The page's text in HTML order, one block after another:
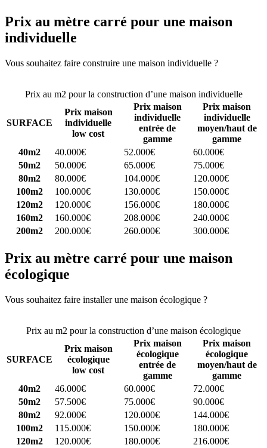
Prix au mètre carré pour une maison
individuelle
Vous souhaitez faire construire une maison individuelle ?
Prix au m2 pour la construction d’une maison individuelle
SURFACE
Prix maison
individuelle
low cost
Prix maison
individuelle
entrée de
gamme
Prix maison
individuelle
moyen/haut de
gamme
40m2
40.000€ 52.000€
60.000€
50m2
50.000€ 65.000€
75.000€
80m2
80.000€ 104.000€
120.000€
100m2
100.000€ 130.000€
150.000€
120m2
120.000€ 156.000€
180.000€
160m2
160.000€ 208.000€
240.000€
200m2
200.000€ 260.000€ 300.000€
Prix au mètre carré pour une maison
écologique
Vous souhaitez faire installer une maison écologique ?
Prix au m2 pour la construction d’une maison écologique
SURFACE
Prix maison
écologique
low cost
Prix maison
écologique
entrée de
gamme
Prix maison
écologique
moyen/haut de
gamme
40m2
46.000€ 60.000€
72.000€
50m2
57.500€ 75.000€
90.000€
80m2
92.000€ 120.000€
144.000€
100m2
115.000€ 150.000€
180.000€
120m2
120.000€ 180.000€
216.000€